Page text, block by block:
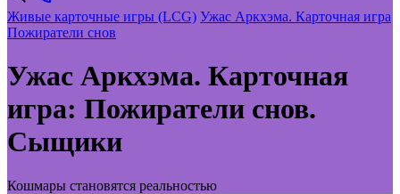
Живые карточные игры (LCG) Ужас Аркхэма. Карточная игра
Пожиратели снов
Ужас Аркхэма. Карточная
игра: Пожиратели снов.
Сыщики
Кошмары становятся реальностью